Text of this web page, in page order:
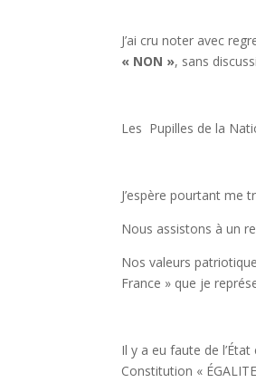
J’ai cru noter avec
« NON », sans
Les Pupilles de la
J’espère pourtant me
Nous assistons à un
Nos valeurs
France » que je
Il y a eu faute de
Constitution «